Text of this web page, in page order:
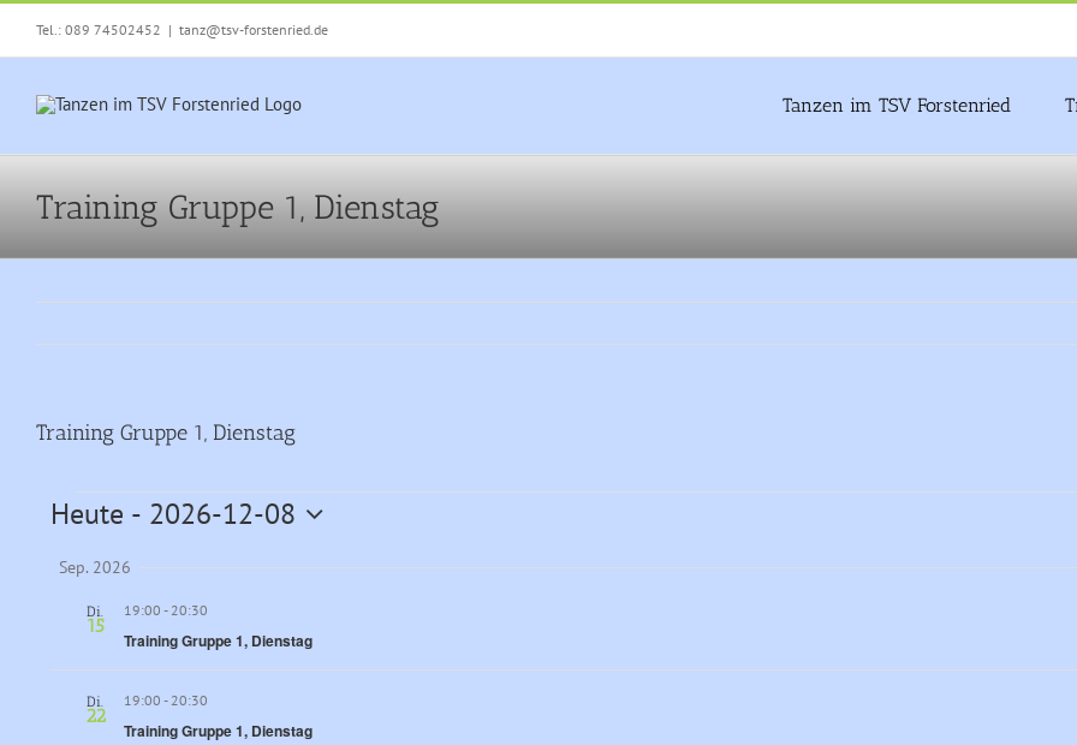
Zum
Inhalt
springen
Tel.: 089 74502452 | tanz@tsv-forstenried.de
Tanzen im TSV Forstenried
Training Gruppe 1, Dienstag
Training Gruppe 1, Dienstag
Veranstaltungen
Heute - 2026-12-08
auswählen.
Sep. 2026
Di.
15
19:00 - 20:30
Training Gruppe 1, Dienstag
Di.
22
19:00 - 20:30
Training Gruppe 1, Dienstag